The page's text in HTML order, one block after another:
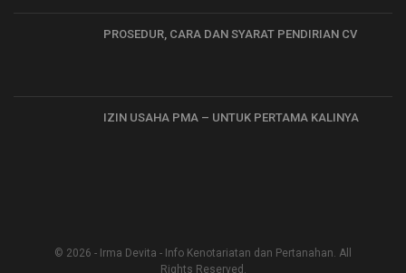
PROSEDUR, CARA DAN SYARAT PENDIRIAN CV
IZIN USAHA PMA – UNTUK PERTAMA KALINYA
© 2026 - Irma Devita - Info Kenotariatan dan Pertanahan. All
Rights Reserved.